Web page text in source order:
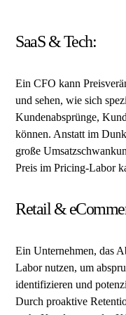
SaaS & Tech:
Ein CFO kann
und sehen, wie sich
Kundenabsprünge,
können. Anstatt im
große
Preis im Pricing-Labor
Retail &
Ein Unternehmen, das
Labor nutzen, um
identifizieren und
Durch proaktive